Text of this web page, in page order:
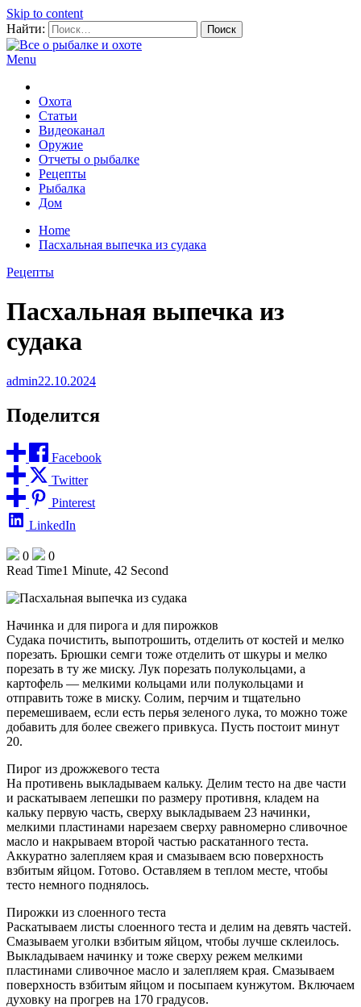
Skip to content
Найти:
Menu
Охота
Статьи
Видеоканал
Оружие
Отчеты о рыбалке
Рецепты
Рыбалка
Дом
Home
Пасхальная выпечка из судака
Рецепты
Пасхальная выпечка из
судака
admin22.10.2024
Поделится
Facebook
Twitter
Pinterest
LinkedIn
0
0
Read Time1 Minute, 42 Second
Начинка и для пирога и для пирожков
Судака почистить, выпотрошить, отделить от костей и мелко
порезать. Брюшки семги тоже отделить от шкуры и мелко
порезать в ту же миску. Лук порезать полукольцами, а
картофель — мелкими кольцами или полукольцами и
отправить тоже в миску. Солим, перчим и тщательно
перемешиваем, если есть перья зеленого лука, то можно тоже
добавить для более свежего привкуса. Пусть постоит минут
20.
Пирог из дрожжевого теста
На противень выкладываем кальку. Делим тесто на две части
и раскатываем лепешки по размеру противня, кладем на
кальку первую часть, сверху выкладываем 23 начинки,
мелкими пластинами нарезаем сверху равномерно сливочное
масло и накрываем второй частью раскатанного теста.
Аккуратно залепляем края и смазываем всю поверхность
взбитым яйцом. Готово. Оставляем в теплом месте, чтобы
тесто немного поднялось.
Пирожки из слоенного теста
Раскатываем листы слоенного теста и делим на девять частей.
Смазываем уголки взбитым яйцом, чтобы лучше склеилось.
Выкладываем начинку и тоже сверху режем мелкими
пластинами сливочное масло и залепляем края. Смазываем
поверхность взбитым яйцом и посыпаем кунжутом. Включаем
духовку на прогрев на 170 градусов.